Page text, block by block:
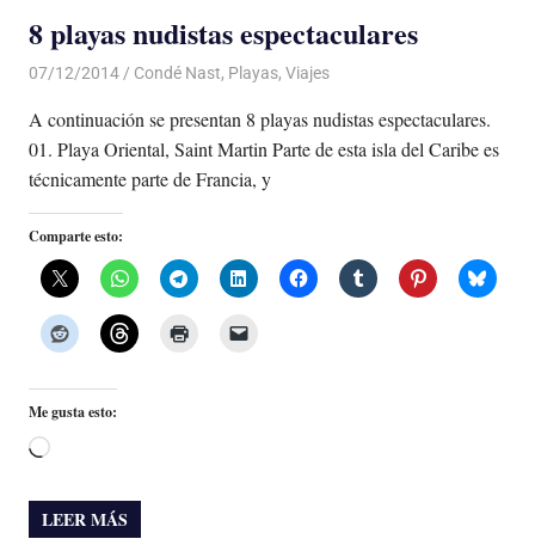
8 playas nudistas espectaculares
07/12/2014 Luis Castellanos
Condé Nast, Playas, Viajes
A continuación se presentan 8 playas nudistas espectaculares.
01. Playa Oriental, Saint Martin Parte de esta isla del Caribe es
técnicamente parte de Francia, y
Comparte esto:
Me gusta esto:
Cargando...
LEER MÁS